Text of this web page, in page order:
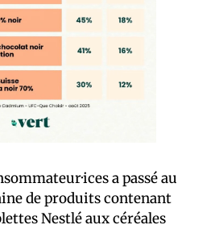
a passé au
de produits contenant
Nestlé aux céréales